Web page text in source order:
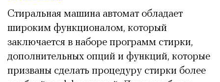
Стиральная машина автомат обладает
широким функционалом, который
заключается в наборе программ стирки,
дополнительных опций и функций, которые
призваны сделать процедуру стирки более